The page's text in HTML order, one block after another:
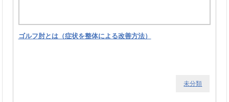
ゴルフ肘とは（症状を整体による改善方法）
未分類